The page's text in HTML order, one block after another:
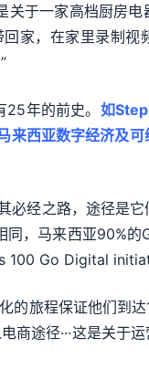
于一家高档厨房
家，在家里录制视
年的前史。 如
西亚数字经济及
经之路，途径是它
同，马来西亚90%的
100 Go Digital
的旅程保证他们到
途径···这是关于